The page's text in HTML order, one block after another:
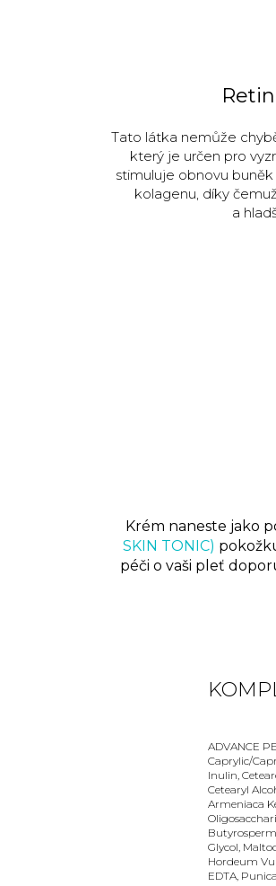
Tato látka nemůže
který je určen pro
stimuluje obnovu
kolagenu, díky
a
Krém naneste jako
SKIN TONIC)
péči o vaši pleť
ADVANCE
Caprylic/
Inulin,
Cetearyl
Armeniaca
Glycol,
Hordeum
EDTA,